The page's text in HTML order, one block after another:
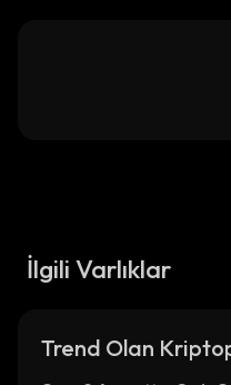
İlgili Varlıklar
Trend Olan